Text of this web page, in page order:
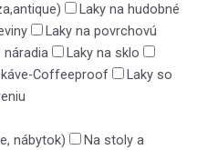
Laky na hudobné
Laky na povrchovú
náradia
Laky na sklo
Coffeeproof
Laky so
nábytok)
Na stoly a